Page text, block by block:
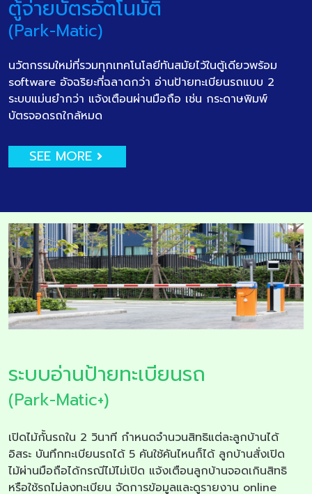
ตู้จ่ายบัตรอัตโนมัติ
(Park-Matic)
นวัตกรรมใหม่ที่รวมทุกเทคโนโลยีทันสมัยไว้ในตู้เดียวพร้อม
software อัจฉริยะที่ฉลาดกว่า อ่านป้ายทะเบียนรถแบบ 2
ระบบแม่นยำกว่า แจ้งเตือนผ่านมือถือ เช่น กระดาษพิมพ์
บัตรจอดรถใกล้หมด
SEE MORE
ระบบอ่านป้ายทะเบียนรถ
(Park-Matic+)
เปิดไม้กั้นรถใน 2 วินาที กำหนดจำนวนสิทธิแต่ละลูกบ้านได้
อิสระ บันทึกทะเบียนรถได้ 5 คันใช้คันไหนก็ได้ ลูกบ้านสั่งเปิด
ไม้ผ่านมือถือได้กรณีไม้ไม่เปิด แจ้งเตือนลูกบ้านจอดเกินสิทธิ
หรือใช้รถไม่ลงทะเบียน จัดการข้อมูลและดูรายงาน online